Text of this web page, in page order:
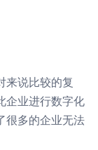
来说比较的复
企业进行数字化
很多的企业无法